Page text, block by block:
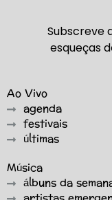
Subscreve
esqueças
Ao Vivo
agenda
festivais
últimas
Música
álbuns da